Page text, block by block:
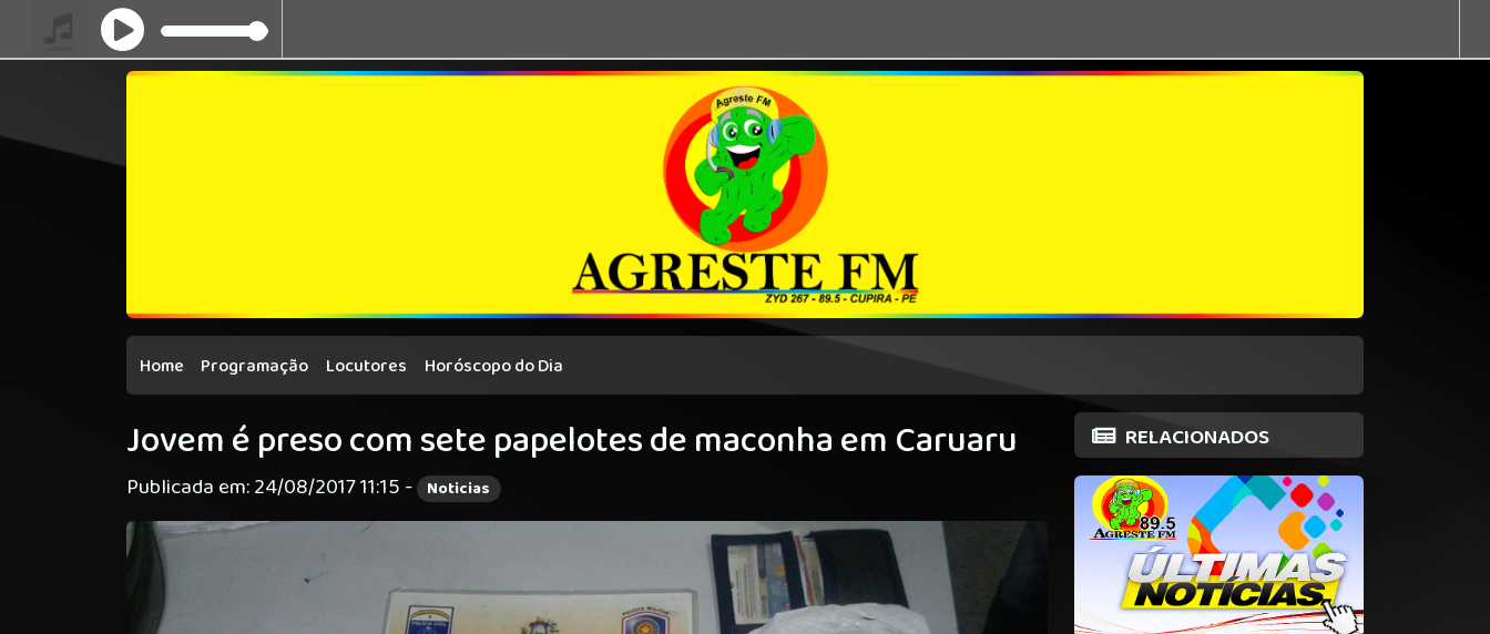
Home Programação Locutores Horóscopo do Dia
Jovem é preso com sete papelotes de maconha em Caruaru
Publicada em: 24/08/2017 11:15 - Noticias
RELACIONADOS